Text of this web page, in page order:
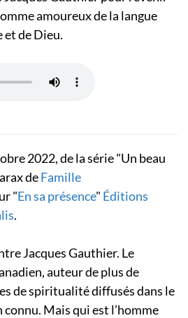
amoureux de la langue
et de Dieu.
2022, de la série "Un beau
deFamille
"En sa présence" Éditions
.
Jacques Gauthier. Le
auteur de plus de
de spiritualité diffusés dans le
Mais qui est l’homme